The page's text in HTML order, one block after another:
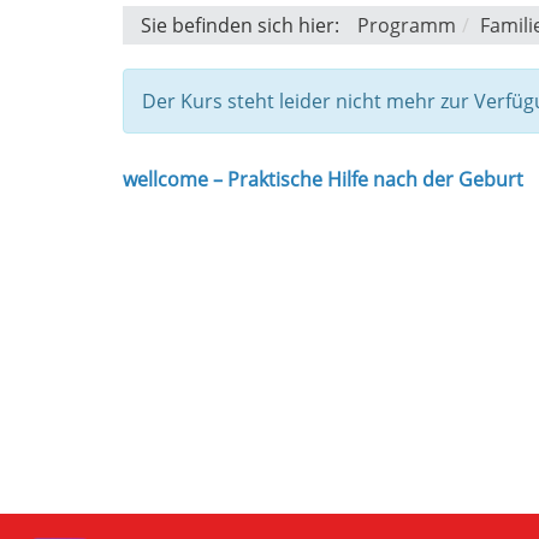
Sie befinden sich hier: Programm
Der Kurs steht leider nicht mehr zur
wellcome – Praktische Hilfe nach der Geburt